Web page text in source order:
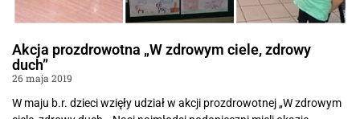
Akcja prozdrowotna „W zdrowym ciele, zdrowy
duch”
26 maja 2019
W maju b.r. dzieci wzięły udział w akcji prozdrowotnej „W zdrowym